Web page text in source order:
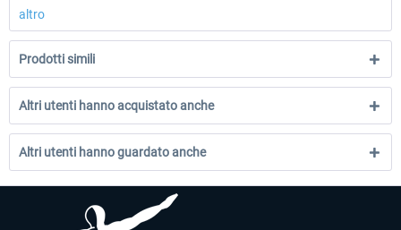
altro
Prodotti simili
Altri utenti hanno acquistato anche
Altri utenti hanno guardato anche